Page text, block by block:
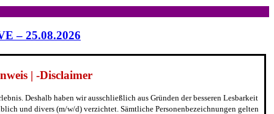
– 25.08.2026
| -Disclaimer
Deshalb haben wir ausschließlich aus Gründen der besseren Lesbarkeit
und divers (m/w/d) verzichtet. Sämtliche Personenbezeichnungen gelten